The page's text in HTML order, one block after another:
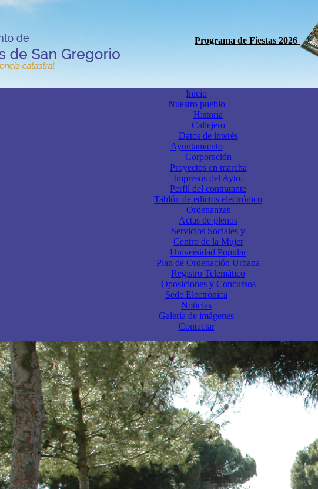
Programa de Fiestas 2026
Inicio
Nuestro pueblo
Historia
Callejero
Datos de interés
Ayuntamiento
Corporación
Proyectos en marcha
Impresos del Ayto.
Perfil del contratante
Tablón de edictos electrónico
Ordenanzas
Actas de plenos
Servicios Sociales y
Centro de la Mujer
Universidad Popular
Plan de Ordenación Urbana
Registro Telemático
Oposiciones y Concursos
Sede Electrónica
Noticias
Galería de imágenes
Contactar